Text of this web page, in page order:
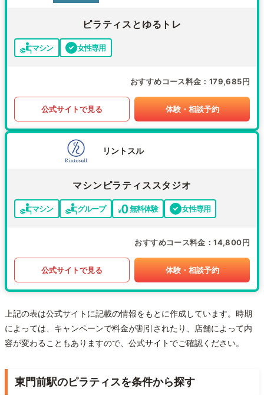
ピラティスとゆるトレ
マシン 女性専用
おすすめコース料金 179,685円
公式サイトで見る 体験・相談予約
リントスル
マシンピラティススタジオ
マシン グループ 無料体験 女性専用
おすすめコース料金 14,800円
公式サイトで見る 体験・相談予約
上記の表は公式サイトに記載の情報をもとに作成しています。時期
によっては、キャンペーンで料金が割引されたり、店舗によって内
容が変わることもありますので、公式サイトでご確認ください。
東門前駅のピラティスを条件から探す